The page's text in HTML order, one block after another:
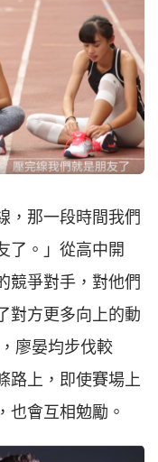
，那一段時間我們
了。」從高中開
競爭對手，對他們
對方更多向上的動
廖晏均步伐較
路上，即使賽場上
也會互相勉勵。